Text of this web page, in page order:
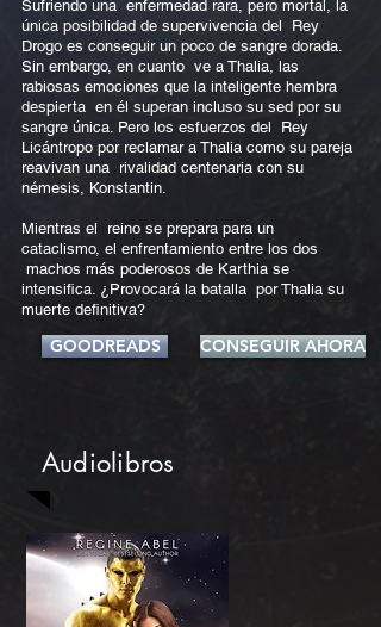
Sufriendo una enfermedad rara, pero mortal, la
única posibilidad de supervivencia del Rey
Drogo es conseguir un poco de sangre dorada.
Sin embargo, en cuanto ve a Thalia, las
rabiosas emociones que la inteligente hembra
despierta en él superan incluso su sed por su
sangre única. Pero los esfuerzos del Rey
Licántropo por reclamar a Thalia como su pareja
reavivan una rivalidad centenaria con su
némesis, Konstantin.
Mientras el reino se prepara para un
cataclismo, el enfrentamiento entre los dos
machos más poderosos de Karthia se
intensifica. ¿Provocará la batalla por Thalia su
muerte definitiva?
GOODREADS CONSEGUIR AHORA
Audiolibros